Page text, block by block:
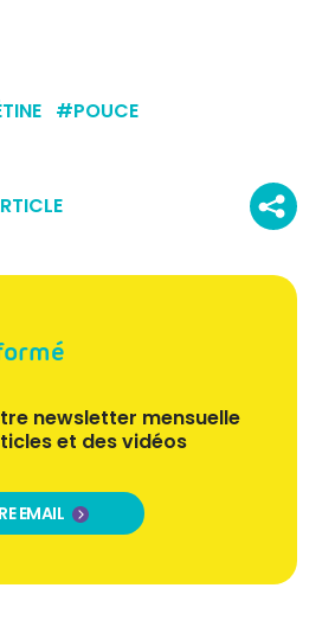
newsletter mensuelle
et des vidéos
EMAIL
#POUCE